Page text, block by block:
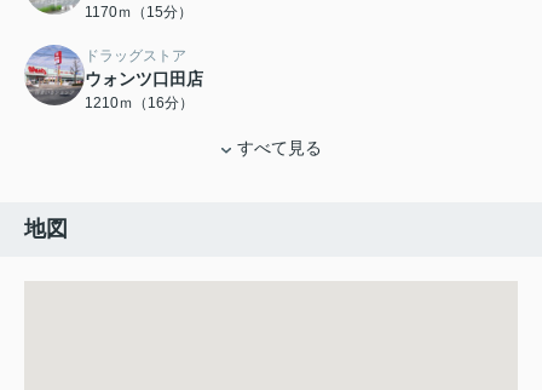
1170ｍ（15分）
ドラッグストア
ウォンツ口田店
1210ｍ（16分）
すべて見る
地図